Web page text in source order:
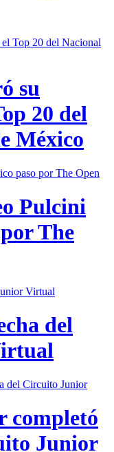
su
20 del
México
Pulcini
The
del
completó
Junior